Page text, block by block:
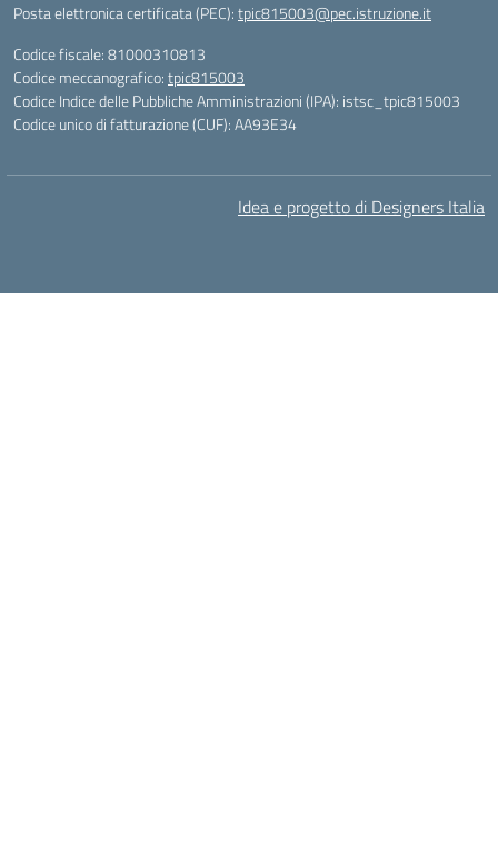
Posta elettronica certificata (PEC):tpic815003@pec.istruzione.it
Codice fiscale: 81000310813
Codice meccanografico:tpic815003
Codice Indice delle Pubbliche Amministrazioni (IPA): istsc_tpic815003
Codice unico di fatturazione (CUF): AA93E34
Idea e progetto di Designers Italia